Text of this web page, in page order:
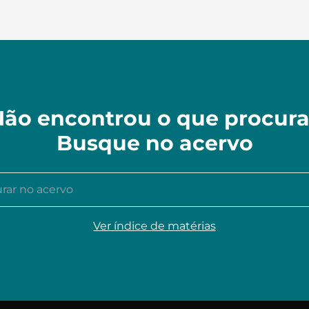
encontrou o que
Busque no acervo
acervo
Ver índice de matérias